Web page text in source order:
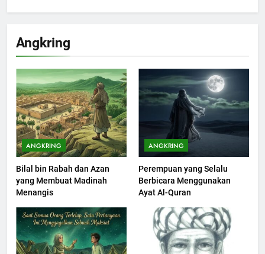
Angkring
ANGKRING
Bilal bin Rabah dan Azan
yang Membuat Madinah
Menangis
ANGKRING
Perempuan yang Selalu
Berbicara Menggunakan
Ayat Al-Quran
200
Khutbah Idul Fitri di Rumah
KHUTBAH
201
Khutbah jumat: Sejarah
Seebagai Pembangkit Jiwa
KHUTBAH
202